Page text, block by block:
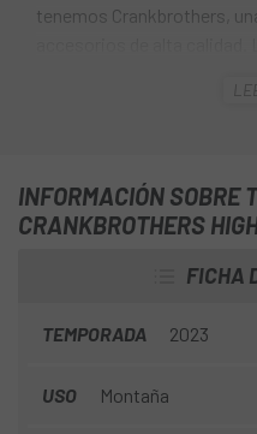
tenemos Crankbrothers,
instalar en cualquier
suave y una rápida
INFORMACIÓN SOBRE
CRANKBROTHERS
FICHA
TEMPORADA 2023
USO Montaña